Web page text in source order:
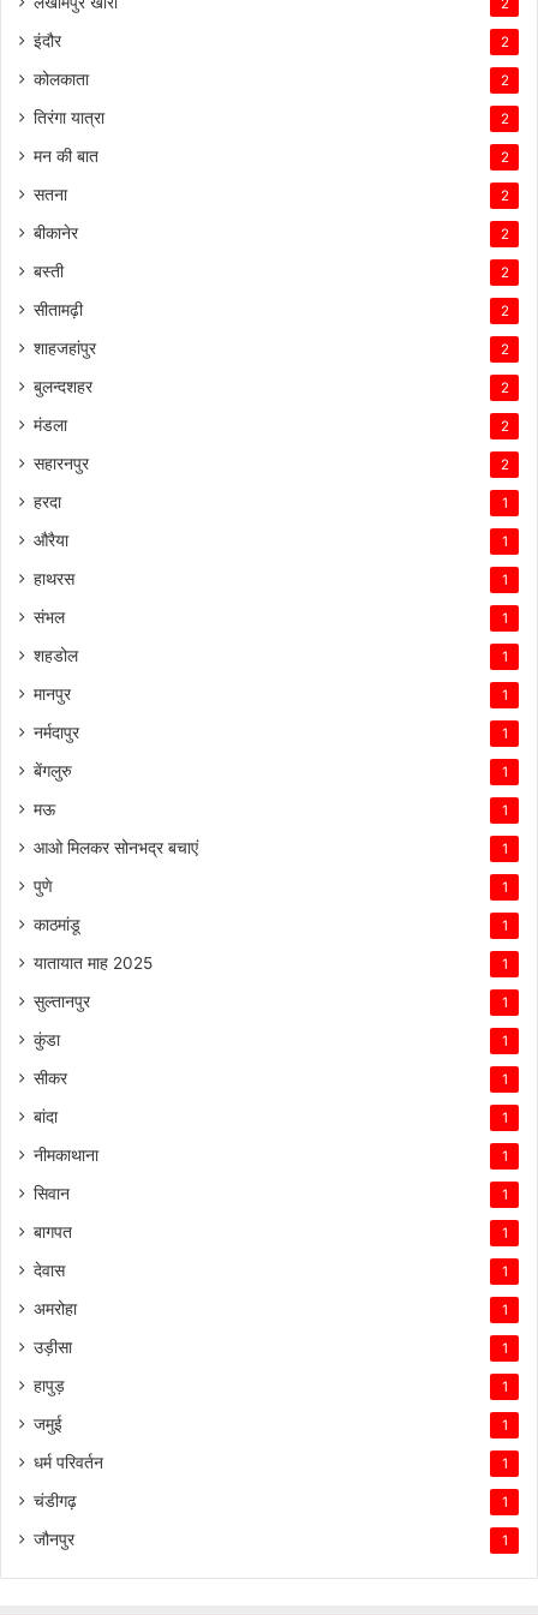
2
इंदौर 2
कोलकाता 2
तिरंगा यात्रा 2
मन की बात 2
सतना 2
बीकानेर 2
बस्ती 2
सीतामढ़ी 2
शाहजहांपुर 2
बुलन्दशहर 2
मंडला 2
सहारनपुर 2
हरदा 1
औरैया 1
हाथरस 1
संभल 1
शहडोल 1
मानपुर 1
नर्मदापुर 1
बेंगलुरु 1
मऊ 1
आओ मिलकर सोनभद्र बचाएं 1
पुणे 1
काठमांडू 1
यातायात माह 2025 1
सुल्तानपुर 1
कुंडा 1
सीकर 1
बांदा 1
नीमकाथाना 1
सिवान 1
बागपत 1
देवास 1
अमरोहा 1
उड़ीसा 1
हापुड़ 1
जमुई 1
धर्म परिवर्तन 1
चंडीगढ़ 1
जौनपुर 1